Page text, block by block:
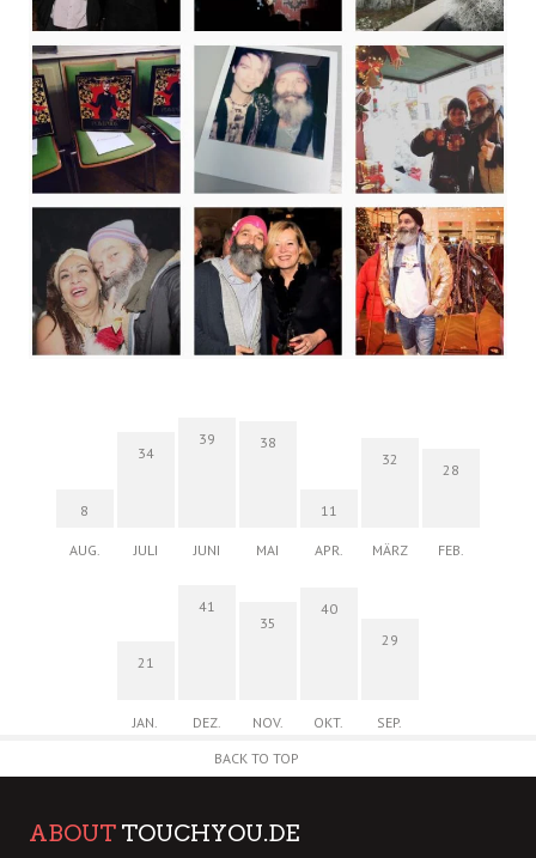
8
AUG.
34
JULI
39
JUNI
38
MAI
11
APR.
32
MÄRZ
28
FEB.
21
JAN.
41
DEZ.
35
NOV.
40
OKT.
29
SEP.
BACK TO TOP
ABOUT TOUCHYOU.DE